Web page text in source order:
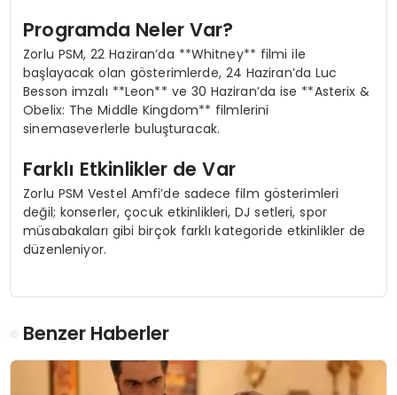
Programda Neler Var?
Zorlu PSM, 22 Haziran’da **Whitney** filmi ile
başlayacak olan gösterimlerde, 24 Haziran’da Luc
Besson imzalı **Leon** ve 30 Haziran’da ise **Asterix &
Obelix: The Middle Kingdom** filmlerini
sinemaseverlerle buluşturacak.
Farklı Etkinlikler de Var
Zorlu PSM Vestel Amfi’de sadece film gösterimleri
değil; konserler, çocuk etkinlikleri, DJ setleri, spor
müsabakaları gibi birçok farklı kategoride etkinlikler de
düzenleniyor.
Benzer Haberler